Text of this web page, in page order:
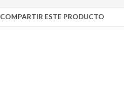
COMPARTIR ESTE PRODUCTO